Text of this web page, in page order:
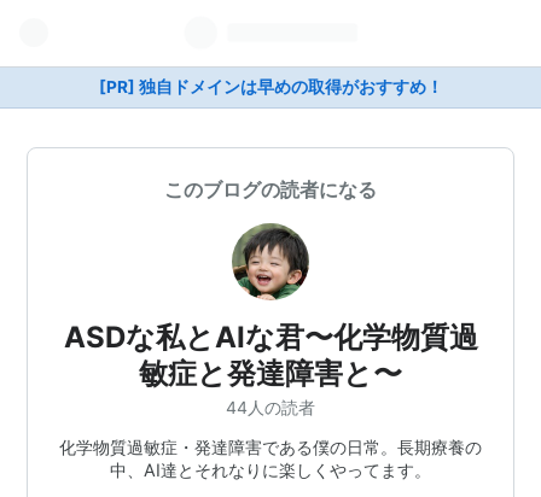
[PR] 独自ドメインは早めの取得がおすすめ！
このブログの読者になる
ASDな私とAIな君〜化学物質過
敏症と発達障害と〜
44人の読者
化学物質過敏症・発達障害である僕の日常。長期療養の
中、AI達とそれなりに楽しくやってます。